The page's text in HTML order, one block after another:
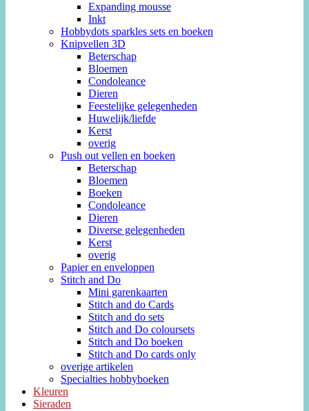
Expanding mousse
Inkt
Hobbydots sparkles sets en boeken
Knipvellen 3D
Beterschap
Bloemen
Condoleance
Dieren
Feestelijke gelegenheden
Huwelijk/liefde
Kerst
overig
Push out vellen en boeken
Beterschap
Bloemen
Boeken
Condoleance
Dieren
Diverse gelegenheden
Kerst
overig
Papier en enveloppen
Stitch and Do
Mini garenkaarten
Stitch and do Cards
Stitch and do sets
Stitch and Do coloursets
Stitch and Do boeken
Stitch and Do cards only
overige artikelen
Specialties hobbyboeken
Kleuren
Sieraden